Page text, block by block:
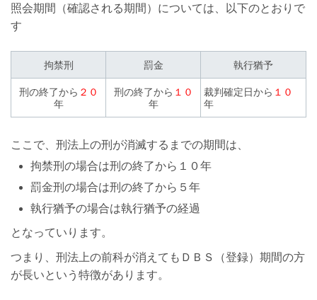
照会期間（確認される期間）については、以下のとおりで
す
拘禁刑 罰金 執行猶予
刑の終了から ２０
年
刑の終了から １０
年
裁判確定日から １０
年
ここで、刑法上の刑が消滅するまでの期間は、
拘禁刑の場合は刑の終了から１０年
罰金刑の場合は刑の終了から５年
執行猶予の場合は執行猶予の経過
となっていります。
つまり、刑法上の前科が消えてもＤＢＳ（登録）期間の方
が長いという特徴があります。